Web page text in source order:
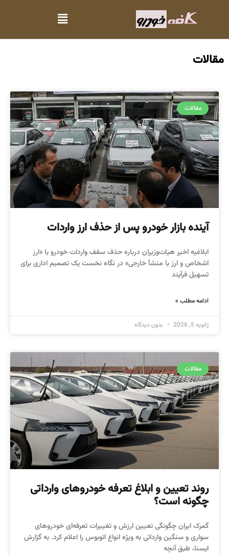
مقالات
مقالات
آینده بازار خودرو پس از حذف ارز واردات
ابلاغیه اخیر هیات‌وزیران درباره حذف سقف واردات خودرو با «ارز
اشخاص و ارز با منشأ خارجی» در نگاه نخست یک تصمیم اداری برای
تسهیل فرآیند
ادامه مطلب »
ژانویه 5, 2026 بدون دیدگاه
مقالات
روند تعیین و ابلاغ تعرفه‌ خودروهای وارداتی
چگونه است؟
گمرک ایران چگونگی تعیین ارزش و تغییرات تعرفه‌ای خودروهای
سواری و سنگین وارداتی به ویژه انواع اتوبوس را اعلام کرد. به گزارش
ایسنا، طبق آنچه